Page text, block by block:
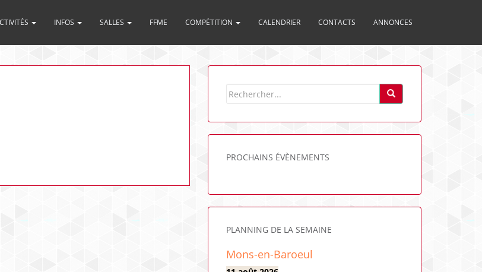
INFOS SALLES FFME COMPÉTITION CALENDRIER CONTACTS ANNONCES
PROCHAINS ÉVÈNEMENTS
PLANNING DE LA SEMAINE
Mons-en-Baroeul